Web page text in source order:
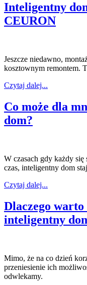
Inteligentny
CEURON
Jeszcze niedawno,
kosztownym remontem.
Czytaj dalej...
Co może dla
dom?
W czasach gdy każdy
czas, inteligentny dom
Czytaj dalej...
Dlaczego
inteligentny
Mimo, że na co dzień
przeniesienie ich
odwlekamy.